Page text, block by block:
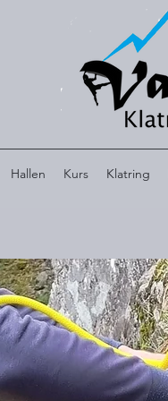
Hallen Kurs Klatring